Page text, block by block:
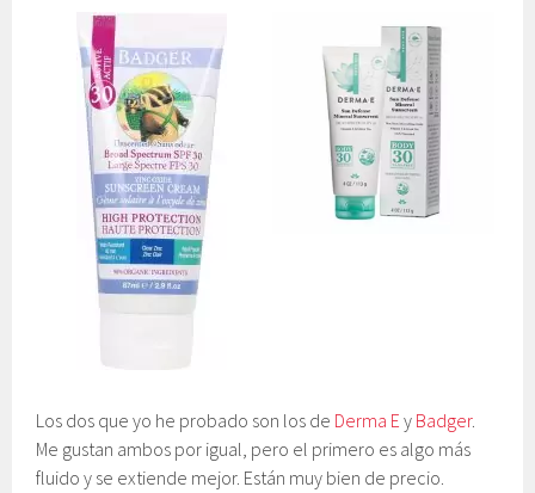
Los dos que yo he probado son los de Derma E y Badger.
Me gustan ambos por igual, pero el primero es algo más
fluido y se extiende mejor. Están muy bien de precio.